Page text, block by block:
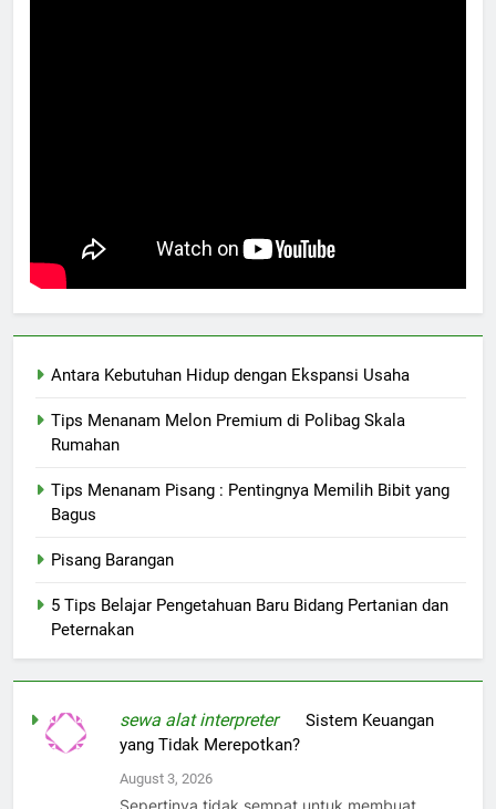
Antara Kebutuhan Hidup dengan Ekspansi Usaha
Tips Menanam Melon Premium di Polibag Skala
Rumahan
Tips Menanam Pisang : Pentingnya Memilih Bibit yang
Bagus
Pisang Barangan
5 Tips Belajar Pengetahuan Baru Bidang Pertanian dan
Peternakan
sewa alat interpreteronSistem Keuangan
yang Tidak Merepotkan?
August 3, 2026
Sepertinya tidak sempat untuk membuat